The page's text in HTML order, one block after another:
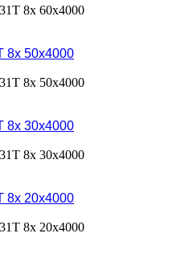
8х 60х4000
50х4000
8х 50х4000
30х4000
8х 30х4000
20х4000
8х 20х4000